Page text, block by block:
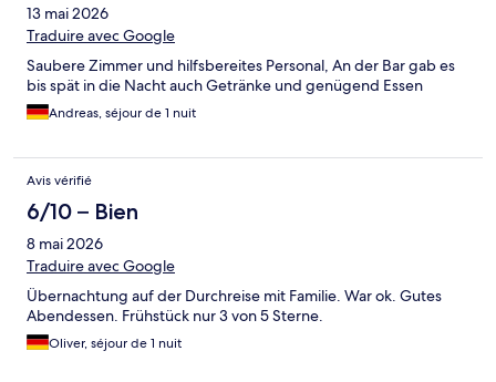
13 mai 2026
Traduire avec Google
Saubere Zimmer und hilfsbereites Personal, An der Bar gab es
bis spät in die Nacht auch Getränke und genügend Essen
Andreas, séjour de 1 nuit
Avis vérifié
6/10 – Bien
8 mai 2026
Traduire avec Google
Übernachtung auf der Durchreise mit Familie. War ok. Gutes
Abendessen. Frühstück nur 3 von 5 Sterne.
Oliver, séjour de 1 nuit